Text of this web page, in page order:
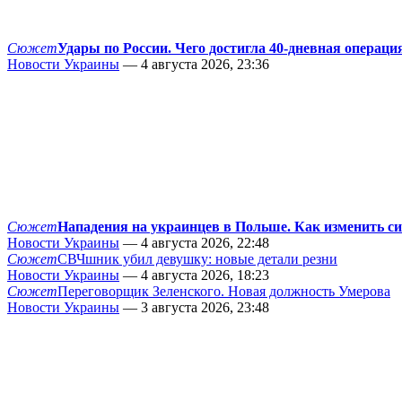
СюжетУдары по России. Чего достигла 40-дневная
Новости Украины — 4 августа 2026, 23:36
СюжетНападения на украинцев в Польше. Как изменить
Новости Украины — 4 августа 2026, 22:48
СюжетСВЧшник убил девушку: новые детали резни
Новости Украины — 4 августа 2026, 18:23
СюжетПереговорщик Зеленского. Новая должность Умерова
Новости Украины — 3 августа 2026, 23:48